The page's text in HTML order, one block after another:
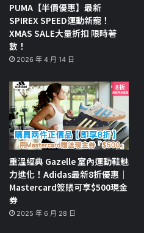
PUMA【半價優惠】最新
SPIREX SPEED運動新寵！
XMAS SALE大量折扣 限時著
數！
2026 年 4 月 14 日
重溫經典 Gazelle 室內運動鞋魅
力進化！Adidas最新8折優惠｜
Mastercard簽賬可享$500現金
券
2025 年 6 月 28 日